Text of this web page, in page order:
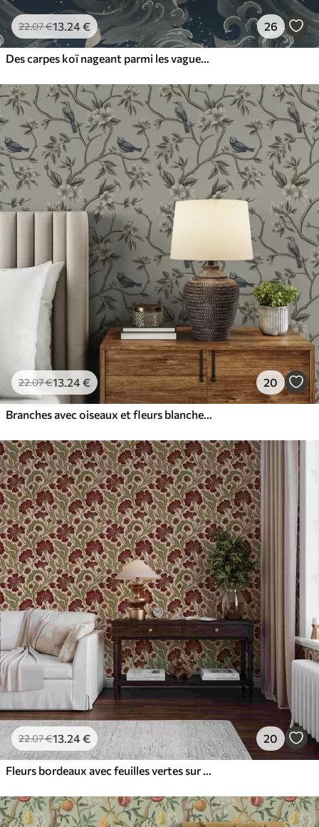
22.07€13.24€ 26
Des carpes koï nageant parmi les vagues spectaculaires de l'océan
22.07€13.24€ 20
Branches avec oiseaux et fleurs blanches sur un fond délicat
22.07€13.24€ 20
Fleurs bordeaux avec feuilles vertes sur fond clair